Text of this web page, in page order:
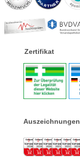
Zertifikat
Auszeichnungen